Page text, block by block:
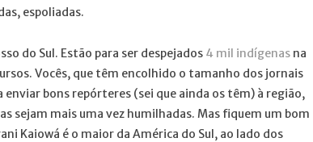
espoliadas.
do Sul. Estão para ser despejados 4 mil indígenas na
Vocês, que têm encolhido o tamanho dos jornais
bons repórteres (sei que ainda os têm) à região,
sejam mais uma vez humilhadas. Mas fiquem um bom
Kaiowá é o maior da América do Sul, ao lado dos